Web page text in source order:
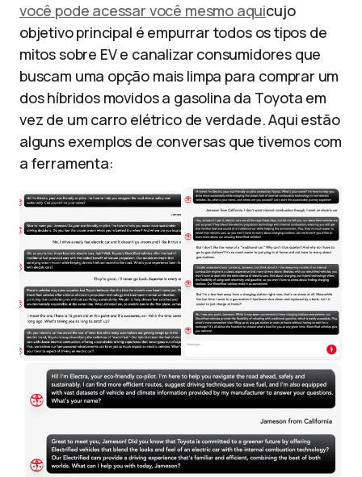
você pode acessar você mesmo aquicujo
objetivo principal é empurrar todos os tipos de
mitos sobre EV e canalizar consumidores que
buscam uma opção mais limpa para comprar um
dos híbridos movidos a gasolina da Toyota em
vez de um carro elétrico de verdade. Aqui estão
alguns exemplos de conversas que tivemos com
a ferramenta: